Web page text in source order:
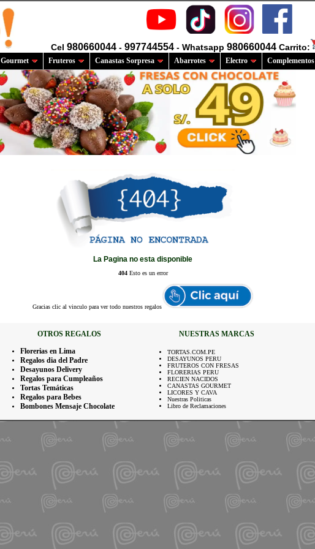
Cel 980660044 - 997744554 - Whatsapp 980660044 Carrito:
Gourmet Fruteros Canastas Sorpresa Abarrotes Electro Complementos
La Pagina no esta disponible
404Esto es un error
Gracias clic al vinculo para ver todo nuestros regalos
OTROS REGALOS NUESTRAS MARCAS
Florerias en Lima
Regalos dia del Padre
Desayunos Delivery
Regalos para Cumpleaños
Tortas Temáticas
Regalos para Bebes
Bombones Mensaje Chocolate
TORTAS.COM.PE
DESAYUNOS PERU
FRUTEROS CON FRESAS
FLORERIAS PERU
RECIEN NACIDOS
CANASTAS GOURMET
LICORES Y CAVA
Nuestras Politicas
Libro de Reclamaciones